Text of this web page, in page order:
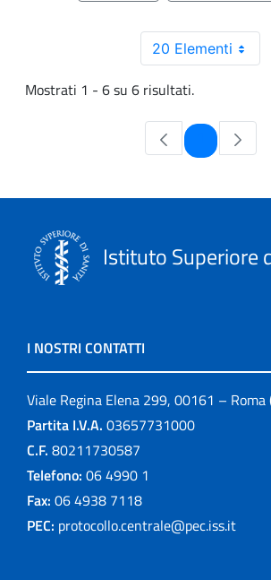
20 Elementi
Mostrati 1 - 6 su 6 risultati.
Pagina
Istituto Superiore
I NOSTRI CONTATTI
Viale Regina Elena 299, 00161 – Roma
Partita I.V.A. 03657731000
C.F. 80211730587
Telefono: 06 4990 1
Fax: 06 4938 7118
PEC: protocollo.centrale@pec.iss.it